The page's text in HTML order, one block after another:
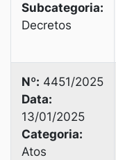
Subcategoria:
Decretos
Nº: 4451/2025
Data:
13/01/2025
Categoria:
Atos